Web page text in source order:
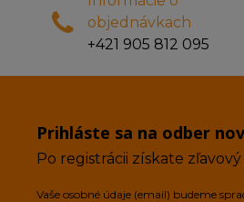
objednávkach
+421 905 812 095
Prihláste sa na odber
Po registrácii získate
Vaše osobné údaje (email) budeme